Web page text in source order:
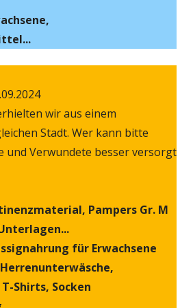
wir aus einem
Stadt. Wer kann bitte
und Verwundete besser versorgt
Pampers Gr. M
für Erwachsene
Shirts, Socken